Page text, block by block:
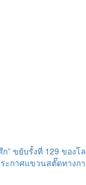
” ขยับรั้งที่ 129 ของโ
ระกาศแขวนสตั๊ดทางก